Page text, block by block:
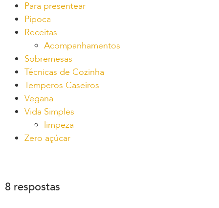
Para presentear
Pipoca
Receitas
Acompanhamentos
Sobremesas
Técnicas de Cozinha
Temperos Caseiros
Vegana
Vida Simples
limpeza
Zero açúcar
8 respostas